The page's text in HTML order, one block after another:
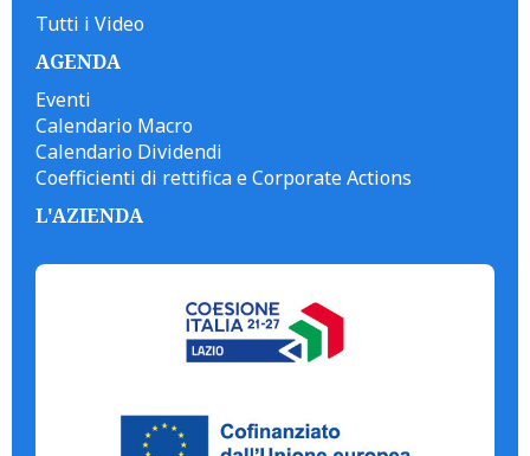
Tutti i Video
AGENDA
Eventi
Calendario Macro
Calendario Dividendi
Coefficienti di rettifica e Corporate Actions
L'AZIENDA